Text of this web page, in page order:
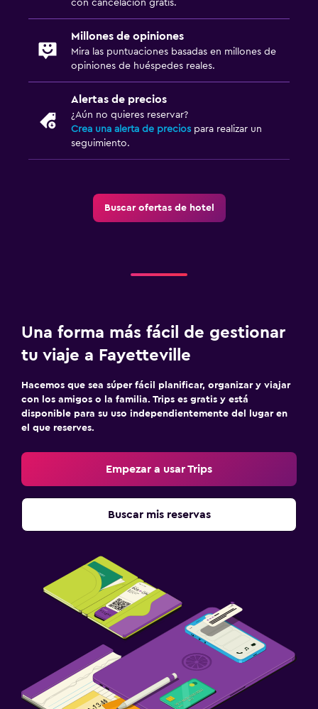
con cancelación gratis.
Millones de opiniones
Mira las puntuaciones basadas en millones de
opiniones de huéspedes reales.
Alertas de precios
¿Aún no quieres reservar?
Crea una alerta de precios para realizar un
seguimiento.
Buscar ofertas de hotel
Una forma más fácil de gestionar
tu viaje a Fayetteville
Hacemos que sea súper fácil planificar, organizar y viajar
con los amigos o la familia. Trips es gratis y está
disponible para su uso independientemente del lugar en
el que reserves.
Empezar a usar Trips
Buscar mis reservas